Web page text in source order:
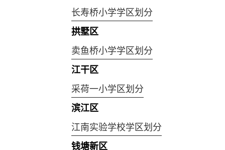
长寿桥小学学区划分
拱墅区
卖鱼桥小学学区划分
江干区
采荷一小学区划分
滨江区
江南实验学校学区划分
钱塘新区